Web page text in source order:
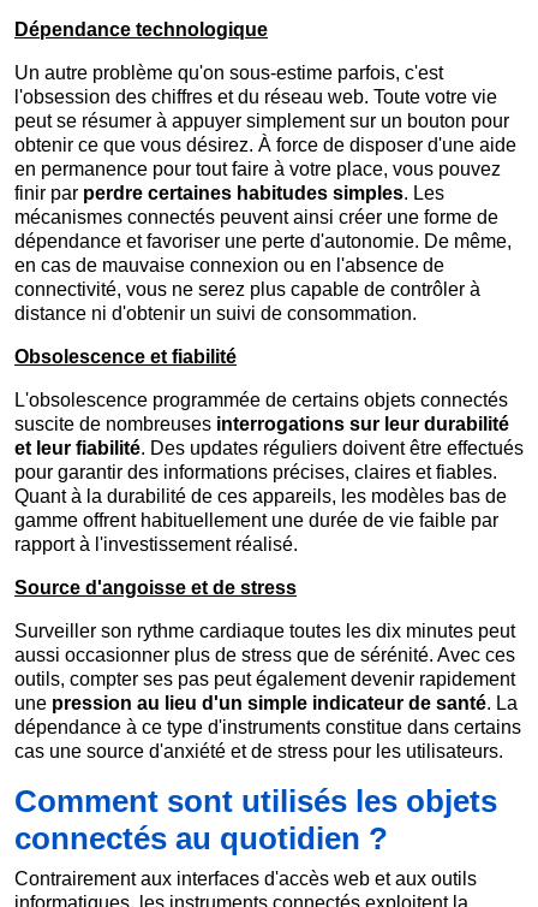
Dépendance technologique
Un autre problème qu'on sous-estime parfois, c'est
l'obsession des chiffres et du réseau web. Toute votre vie
peut se résumer à appuyer simplement sur un bouton pour
obtenir ce que vous désirez. À force de disposer d'une aide
en permanence pour tout faire à votre place, vous pouvez
finir par perdre certaines habitudes simples. Les
mécanismes connectés peuvent ainsi créer une forme de
dépendance et favoriser une perte d'autonomie. De même,
en cas de mauvaise connexion ou en l'absence de
connectivité, vous ne serez plus capable de contrôler à
distance ni d'obtenir un suivi de consommation.
Obsolescence et fiabilité
L'obsolescence programmée de certains objets connectés
suscite de nombreuses interrogations sur leur durabilité
et leur fiabilité. Des updates réguliers doivent être effectués
pour garantir des informations précises, claires et fiables.
Quant à la durabilité de ces appareils, les modèles bas de
gamme offrent habituellement une durée de vie faible par
rapport à l'investissement réalisé.
Source d'angoisse et de stress
Surveiller son rythme cardiaque toutes les dix minutes peut
aussi occasionner plus de stress que de sérénité. Avec ces
outils, compter ses pas peut également devenir rapidement
une pression au lieu d'un simple indicateur de santé. La
dépendance à ce type d'instruments constitue dans certains
cas une source d'anxiété et de stress pour les utilisateurs.
Comment sont utilisés les objets
connectés au quotidien ?
Contrairement aux interfaces d'accès web et aux outils
informatiques, les instruments connectés exploitent la